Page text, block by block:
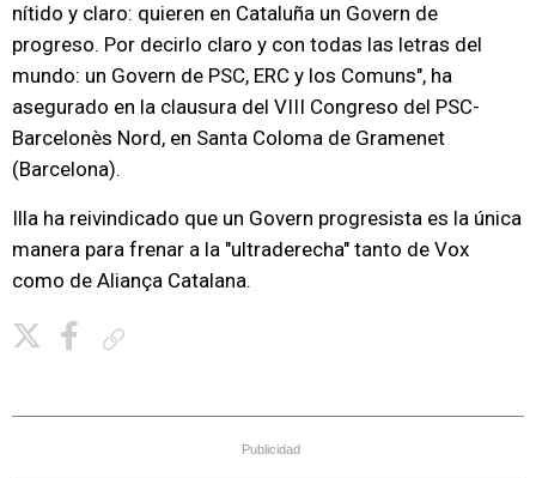
nítido y claro: quieren en Cataluña un Govern de
progreso. Por decirlo claro y con todas las letras del
mundo: un Govern de PSC, ERC y los Comuns", ha
asegurado en la clausura del VIII Congreso del PSC-
Barcelonès Nord, en Santa Coloma de Gramenet
(Barcelona).
Illa ha reivindicado que un Govern progresista es la única
manera para frenar a la "ultraderecha" tanto de Vox
como de Aliança Catalana.
Publicidad